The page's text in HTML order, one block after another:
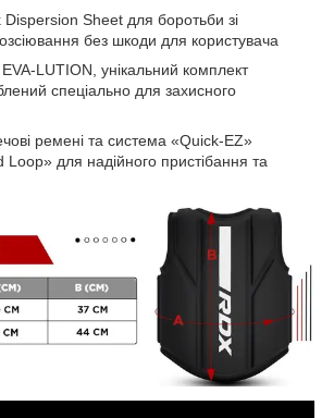
Sheet для боротьби зі
без шкоди для користувача
LUTION, унікальний комплект
спеціально для захисного
ремені та система «Quick-EZ»
для надійного пристібання та